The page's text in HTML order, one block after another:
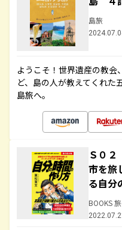
島旅
ようこそ！世界遺産の教会
ど、島の人が教えてくれた
島旅へ。
Ｓ０
市を旅
る自分
BOOKS